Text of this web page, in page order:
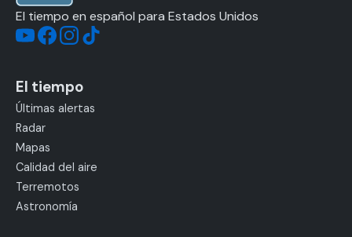
El tiempo en español para Estados Unidos
El tiempo
Últimas alertas
Radar
Mapas
Calidad del aire
Terremotos
Astronomía